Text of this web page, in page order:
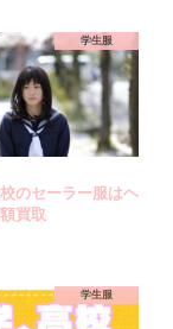
学生服
のセーラー服はヘ
買取
学生服